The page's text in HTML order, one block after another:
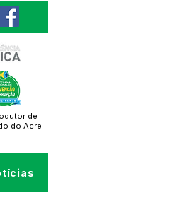
de
do Acre